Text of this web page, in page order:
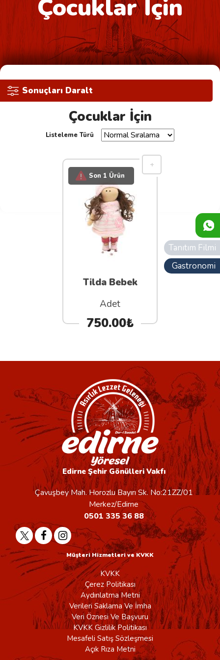
Çocuklar İçin
Sonuçları Daralt
Çocuklar İçin
Listeleme Türü
Son 1 Ürün
Tilda Bebek
Adet
750.00₺
Tanıtım Filmi
Gastronomi
Edirne Şehir Gönülleri Vakfı
Çavuşbey Mah. Horozlu Bayırı Sk. No:21ZZ/01
Merkez/Edirne
0501 335 36 88
Müşteri Hizmetleri ve KVKK
KVKK
Çerez Politikası
Aydınlatma Metni
Verileri Saklama Ve İmha
Veri Öznesi Ve Başvuru
KVKK Gizlilik Politikası
Mesafeli Satış Sözleşmesi
Açık Rıza Metni